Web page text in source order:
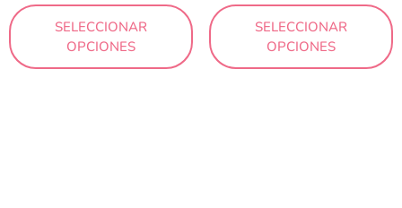
SELECCIONAR
OPCIONES
SELECCIONAR
OPCIONES